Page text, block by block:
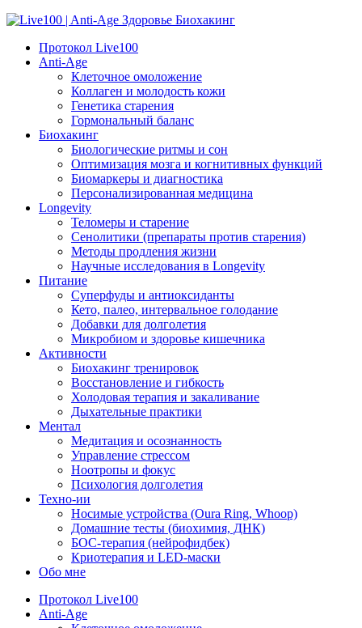
Протокол Live100
Anti-Age
Клеточное омоложение
Коллаген и молодость кожи
Генетика старения
Гормональный баланс
Биохакинг
Биологические ритмы и сон
Оптимизация мозга и когнитивных функций
Биомаркеры и диагностика
Персонализированная медицина
Longevity
Теломеры и старение
Сенолитики (препараты против старения)
Методы продления жизни
Научные исследования в Longevity
Питание
Суперфуды и антиоксиданты
Кето, палео, интервальное голодание
Добавки для долголетия
Микробиом и здоровье кишечника
Активности
Биохакинг тренировок
Восстановление и гибкость
Холодовая терапия и закаливание
Дыхательные практики
Ментал
Медитация и осознанность
Управление стрессом
Ноотропы и фокус
Психология долголетия
Техно-ии
Носимые устройства (Oura Ring, Whoop)
Домашние тесты (биохимия, ДНК)
БОС-терапия (нейрофидбек)
Криотерапия и LED-маски
Обо мне
Протокол Live100
Anti-Age